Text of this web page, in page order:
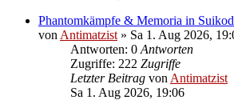
Phantomkämpfe & Memoria in
von Antimatzist » Sa 1. Aug 2026,
Antworten: 0 Antworten
Zugriffe: 222 Zugriffe
Letzter Beitrag von Antimatzist
Sa 1. Aug 2026, 19:06